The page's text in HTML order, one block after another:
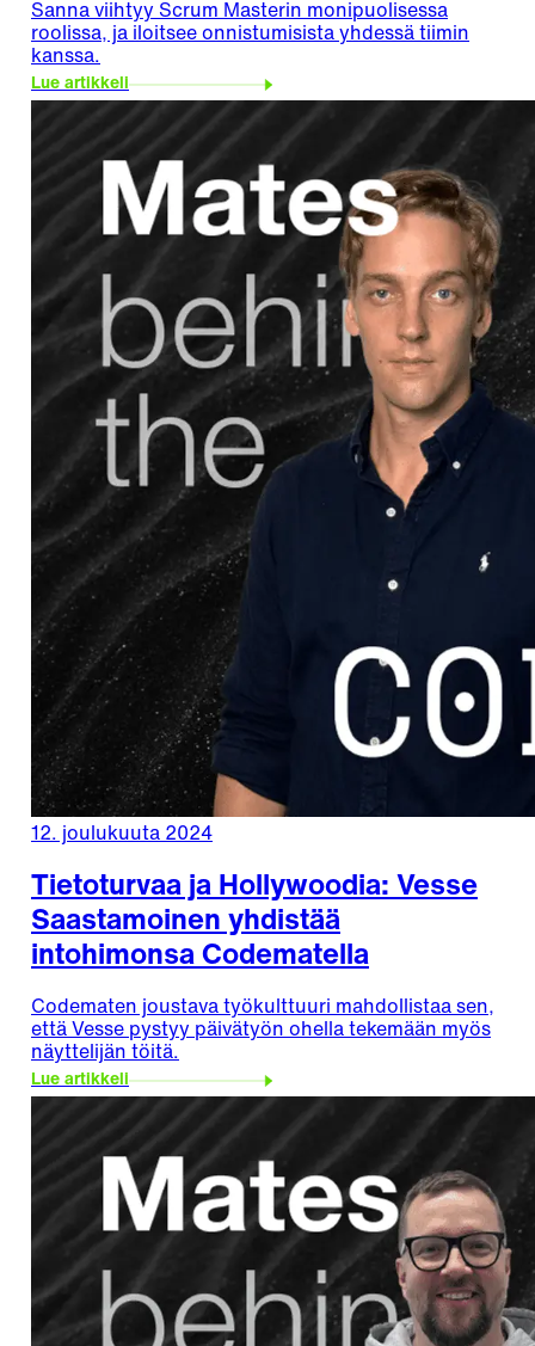
Sanna viihtyy Scrum Masterin monipuolisessa
roolissa, ja iloitsee onnistumisista yhdessä tiimin
kanssa.
Lue artikkeli
12. joulukuuta 2024
Tietoturvaa ja Hollywoodia: Vesse
Saastamoinen yhdistää
intohimonsa Codematella
Codematen joustava työkulttuuri mahdollistaa sen,
että Vesse pystyy päivätyön ohella tekemään myös
näyttelijän töitä.
Lue artikkeli